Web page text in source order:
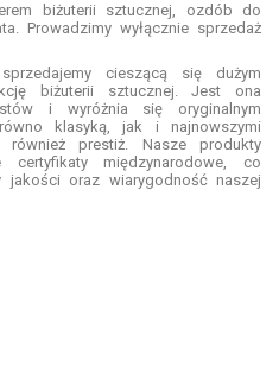
biżuterii sztucznej, ozdób do
Prowadzimy wyłącznie sprzedaż
cieszącą się dużym
biżuterii sztucznej. Jest ona
i wyróżnia się oryginalnym
klasyką, jak i najnowszymi
również prestiż. Nasze produkty
certyfikaty międzynarodowe, co
jakości oraz wiarygodność naszej